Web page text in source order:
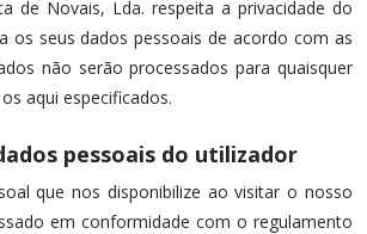
de Novais, Lda. respeita a privacidade do
os seus dados pessoais de acordo com as
não serão processados para quaisquer
aqui especificados.
pessoais do utilizador
que nos disponibilize ao visitar o nosso
em conformidade com o regulamento